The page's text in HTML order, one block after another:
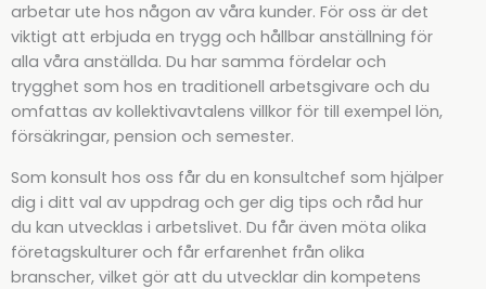
arbetar ute hos någon av våra kunder. För oss är det
viktigt att erbjuda en trygg och hållbar anställning för
alla våra anställda. Du har samma fördelar och
trygghet som hos en traditionell arbetsgivare och du
omfattas av kollektivavtalens villkor för till exempel lön,
försäkringar, pension och semester.
Som konsult hos oss får du en konsultchef som hjälper
dig i ditt val av uppdrag och ger dig tips och råd hur
du kan utvecklas i arbetslivet. Du får även möta olika
företagskulturer och får erfarenhet från olika
branscher, vilket gör att du utvecklar din kompetens